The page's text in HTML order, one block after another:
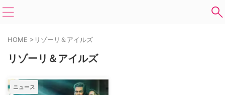
HOME > リゾーリ＆アイルズ
リゾーリ＆アイルズ
ニュース